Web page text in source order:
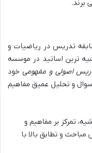
برند.
با بیش از ۲۵ سال سابقه تدریس در ریاضیات و
ترین اساتید در موسسه
اصولی و مفهومی خود
و تحلیل عمیق مفاهیم
تمرکز بر مفاهیم و
و تطابق بالا با